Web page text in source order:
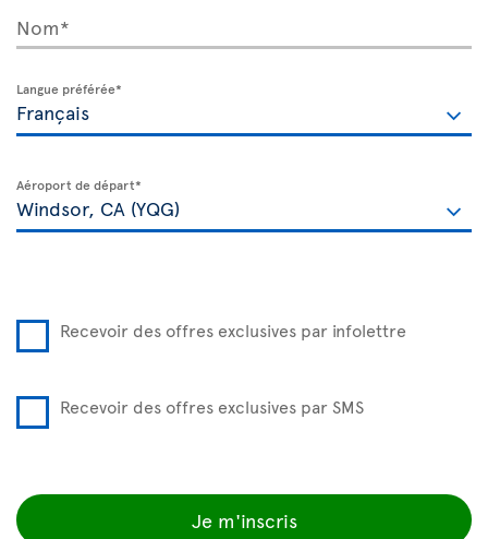
Nom*
Langue préférée*
Aéroport de départ*
Recevoir des offres exclusives par infolettre
Recevoir des offres exclusives par SMS
Je m'inscris